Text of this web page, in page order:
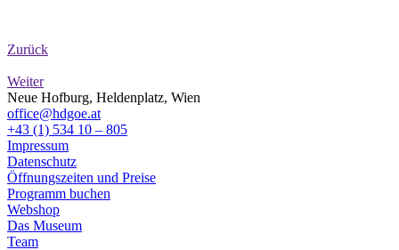
Zurück
Weiter
Neue Hofburg, Heldenplatz, Wien
office@hdgoe.at
+43 (1) 534 10 – 805
Impressum
Datenschutz
Öffnungszeiten und Preise
Programm buchen
Webshop
Das Museum
Team